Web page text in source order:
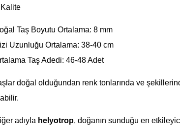
Taş Boyutu Ortalama: 8 mm
Uzunluğu Ortalama: 38-40 cm
Taş Adedi: 46-48 Adet
doğal olduğundan renk tonlarında ve
adıyla helyotrop, doğanın sunduğu en